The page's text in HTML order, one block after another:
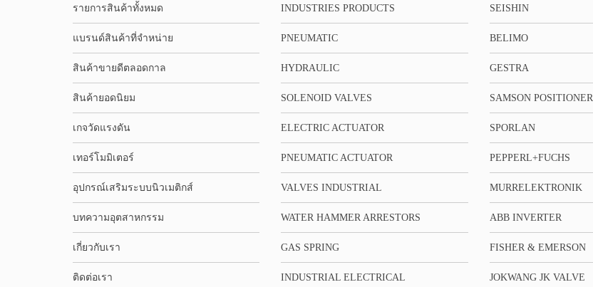
รายการสินค้าทั้งหมด
แบรนด์สินค้าที่จำหน่าย
สินค้าขายดีตลอดกาล
สินค้ายอดนิยม
เกจวัดแรงดัน
เทอร์โมมิเตอร์
อุปกรณ์เสริมระบบนิวเมติกส์
บทความอุตสาหกรรม
เกี่ยวกับเรา
ติดต่อเรา
INDUSTRIES PRODUCTS
PNEUMATIC
HYDRAULIC
SOLENOID VALVES
ELECTRIC ACTUATOR
PNEUMATIC ACTUATOR
VALVES INDUSTRIAL
WATER HAMMER ARRESTORS
GAS SPRING
INDUSTRIAL ELECTRICAL
SEISHIN
BELIMO
GESTRA
SAMSON POSITIONER
SPORLAN
PEPPERL+FUCHS
MURRELEKTRONIK
ABB INVERTER
FISHER & EMERSON
JOKWANG JK VALVE